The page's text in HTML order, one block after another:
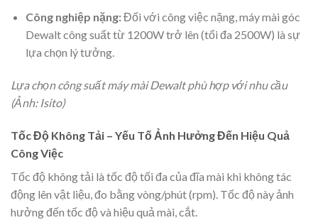
Công nghiệp nặng:Đối với công việc nặng, máy mài góc
Dewalt công suất từ 1200W trở lên (tối đa 2500W) là sự
lựa chọn lý tưởng.
Lựa chọn công suất máy mài Dewalt phù hợp với nhu cầu
(Ảnh: Isito)
Tốc Độ Không Tải – Yếu Tố Ảnh Hưởng Đến Hiệu Quả
Công Việc
Tốc độ không tải là tốc độ tối đa của đĩa mài khi không tác
động lên vật liệu, đo bằng vòng/phút (rpm). Tốc độ này ảnh
hưởng đến tốc độ và hiệu quả mài, cắt.